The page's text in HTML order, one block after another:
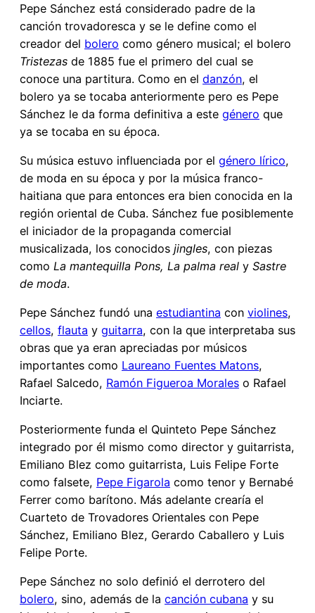
Pepe Sánchez está considerado padre de la
canción trovadoresca y se le define como el
creador del bolero como género musical; el bolero
Tristezas de 1885 fue el primero del cual se
conoce una partitura. Como en el danzón, el
bolero ya se tocaba anteriormente pero es Pepe
Sánchez le da forma definitiva a este género que
ya se tocaba en su época.
Su música estuvo influenciada por el género lírico,
de moda en su época y por la música franco-
haitiana que para entonces era bien conocida en la
región oriental de Cuba. Sánchez fue posiblemente
el iniciador de la propaganda comercial
musicalizada, los conocidos jingles, con piezas
como La mantequilla Pons, La palma real y Sastre
de moda.
Pepe Sánchez fundó una estudiantina con violines,
cellos, flauta y guitarra, con la que interpretaba sus
obras que ya eran apreciadas por músicos
importantes como Laureano Fuentes Matons,
Rafael Salcedo, Ramón Figueroa Morales o Rafael
Inciarte.
Posteriormente funda el Quinteto Pepe Sánchez
integrado por él mismo como director y guitarrista,
Emiliano Blez como guitarrista, Luis Felipe Forte
como falsete, Pepe Figarola como tenor y Bernabé
Ferrer como barítono. Más adelante crearía el
Cuarteto de Trovadores Orientales con Pepe
Sánchez, Emiliano Blez, Gerardo Caballero y Luis
Felipe Porte.
Pepe Sánchez no solo definió el derrotero del
bolero, sino, además de la canción cubana y su